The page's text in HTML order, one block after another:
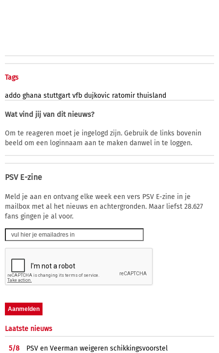
Tags
addo ghana stuttgart vfb dujkovic ratomir thuisland
Wat vind jij van dit nieuws?
Om te reageren moet je ingelogd zijn. Gebruik de links bovenin
beeld om een loginnaam aan te maken danwel in te loggen.
PSV E-zine
Meld je aan en ontvang elke week een vers PSV E-zine in je
mailbox met al het nieuws en achtergronden. Maar liefst 28.627
fans gingen je al voor.
Laatste nieuws
5/8
PSV en Veerman weigeren schikkingsvoorstel